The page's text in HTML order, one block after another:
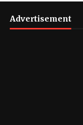
Advertisement